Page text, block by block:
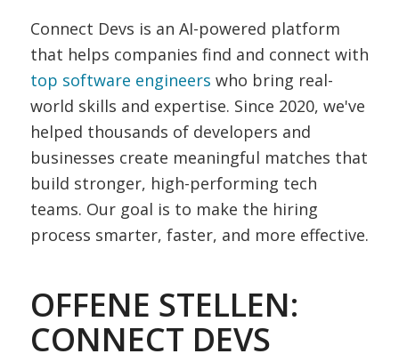
Connect Devs is an AI-powered platform
that helps companies find and connect with
top software engineers who bring real-
world skills and expertise. Since 2020, we've
helped thousands of developers and
businesses create meaningful matches that
build stronger, high-performing tech
teams. Our goal is to make the hiring
process smarter, faster, and more effective.
OFFENE STELLEN:
CONNECT DEVS